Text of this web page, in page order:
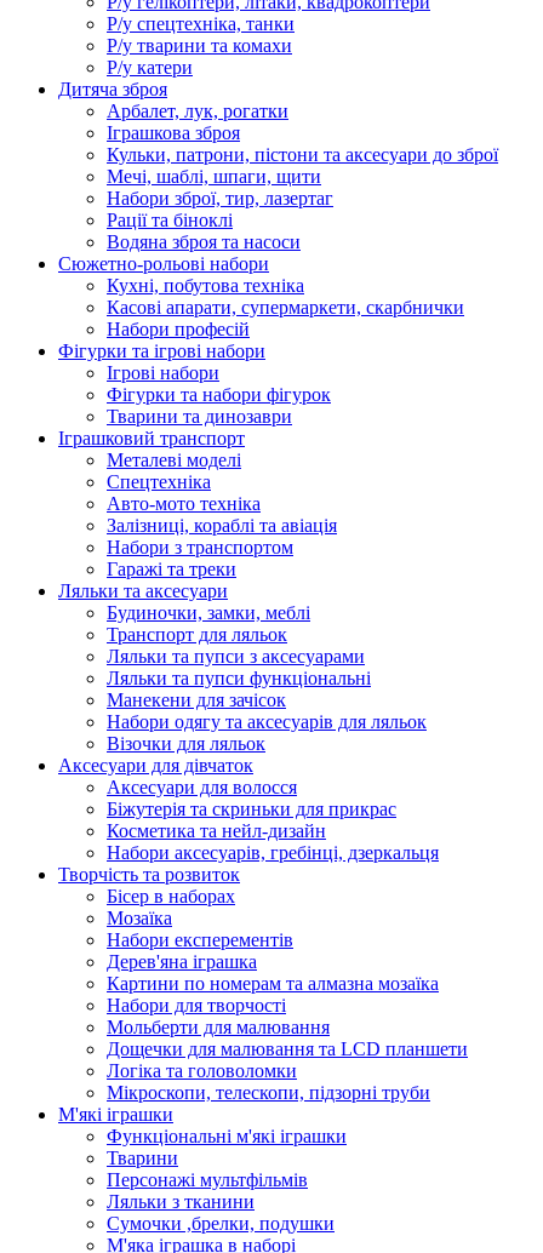
Р/у спецтехніка, танки
Р/у тварини та комахи
Р/у катери
Дитяча зброя
Арбалет, лук, рогатки
Іграшкова зброя
Кульки, патрони, пістони та аксесуари до зброї
Мечі, шаблі, шпаги, щити
Набори зброї, тир, лазертаг
Рації та біноклі
Водяна зброя та насоси
Сюжетно-рольові набори
Кухні, побутова техніка
Касові апарати, супермаркети, скарбнички
Набори професій
Фігурки та ігрові набори
Ігрові набори
Фігурки та набори фігурок
Тварини та динозаври
Іграшковий транспорт
Металеві моделі
Спецтехніка
Авто-мото техніка
Залізниці, кораблі та авіація
Набори з транспортом
Гаражі та треки
Ляльки та аксесуари
Будиночки, замки, меблі
Транспорт для ляльок
Ляльки та пупси з аксесуарами
Ляльки та пупси функціональні
Манекени для зачісок
Набори одягу та аксесуарів для ляльок
Візочки для ляльок
Аксесуари для дівчаток
Аксесуари для волосся
Біжутерія та скриньки для прикрас
Косметика та нейл-дизайн
Набори аксесуарів, гребінці, дзеркальця
Творчість та розвиток
Бісер в наборах
Мозаїка
Набори експерементів
Дерев'яна іграшка
Картини по номерам та алмазна мозаїка
Набори для творчості
Мольберти для малювання
Дощечки для малювання та LCD планшети
Логіка та головоломки
Мікроскопи, телескопи, підзорні труби
М'які іграшки
Функціональні м'які іграшки
Тварини
Персонажі мультфільмів
Ляльки з тканини
Сумочки ,брелки, подушки
М'яка іграшка в наборі